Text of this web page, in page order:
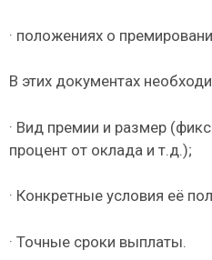
· положениях о
В этих документах
· Вид премии и размер
процент от оклада и т.д.);
· Конкретные условия её
· Точные сроки выплаты.